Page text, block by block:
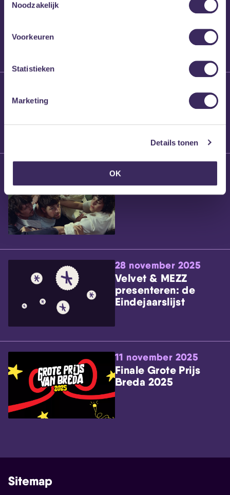
Noodzakelijk
Voorkeuren
Statistieken
Marketing
Details tonen
OK
Brennt Vanneste
24 maart 2026
Willem’s Blog: Ão
28 november 2025
Velvet & MEZZ
presenteren: de
Eindejaarslijst
11 november 2025
Finale Grote Prijs
Breda 2025
Sitemap